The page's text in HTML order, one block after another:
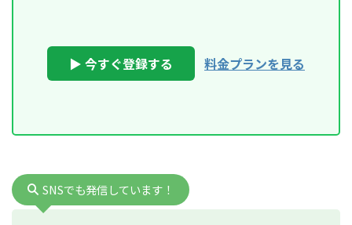
▶ 今すぐ登録する 料金プランを見る
SNSでも発信しています！